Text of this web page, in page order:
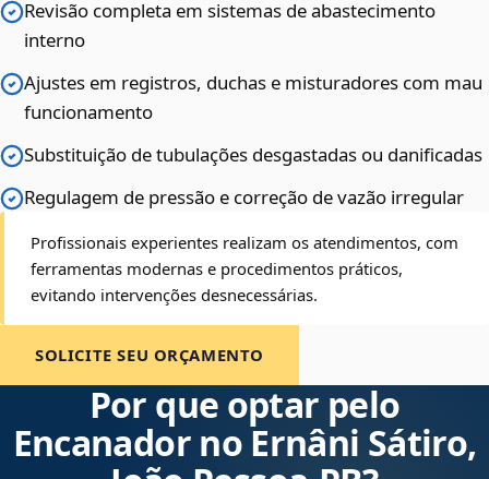
Revisão completa em sistemas de abastecimento
interno
Ajustes em registros, duchas e misturadores com mau
funcionamento
Substituição de tubulações desgastadas ou danificadas
Regulagem de pressão e correção de vazão irregular
Profissionais experientes realizam os atendimentos, com
ferramentas modernas e procedimentos práticos,
evitando intervenções desnecessárias.
SOLICITE SEU ORÇAMENTO
Por que optar pelo
Encanador no Ernâni Sátiro,